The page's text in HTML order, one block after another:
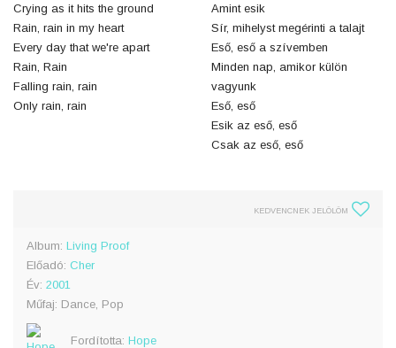
Crying as it hits the ground
Rain, rain in my heart
Every day that we're apart
Rain, Rain
Falling rain, rain
Only rain, rain
Amint esik
Sír, mihelyst megérinti a talajt
Eső, eső a szívemben
Minden nap, amikor külön
vagyunk
Eső, eső
Esik az eső, eső
Csak az eső, eső
KEDVENCNEK JELÖLÖM
Album: Living Proof
Előadó: Cher
Év: 2001
Műfaj: Dance, Pop
Fordította: Hope